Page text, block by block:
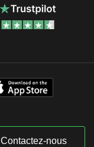
Contactez-nous